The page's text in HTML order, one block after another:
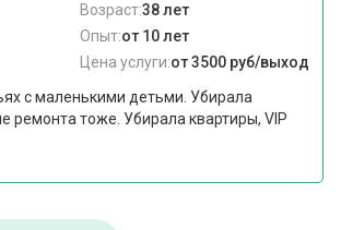
Возраст:38 лет
Опыт:от 10 лет
Цена услуги:от 3500 руб/выход
с маленькими детьми. Убирала
ремонта тоже. Убирала квартиры, VIP